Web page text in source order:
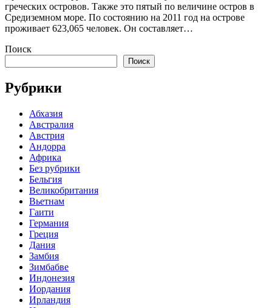
греческих островов. Также это пятый по величине остров в
Средиземном море. По состоянию на 2011 год на острове
проживает 623,065 человек. Он составляет…
Поиск
Поиск
Рубрики
Абхазия
Австралия
Австрия
Андорра
Африка
Без рубрики
Бельгия
Великобритания
Вьетнам
Гаити
Германия
Греция
Дания
Замбия
Зимбабве
Индонезия
Иордания
Ирландия